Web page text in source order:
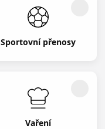
Sportovní přenosy
Vaření